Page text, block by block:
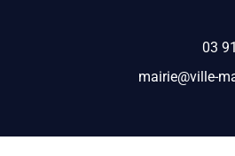
03
mairie@ville-